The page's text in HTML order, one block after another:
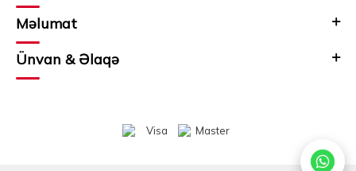
Məlumat
Ünvan & Əlaqə